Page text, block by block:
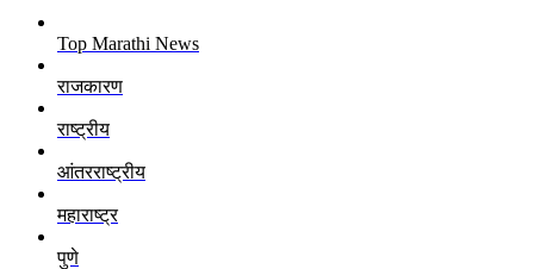
Top Marathi News
राजकारण
राष्ट्रीय
आंतरराष्ट्रीय
महाराष्ट्र
पुणे